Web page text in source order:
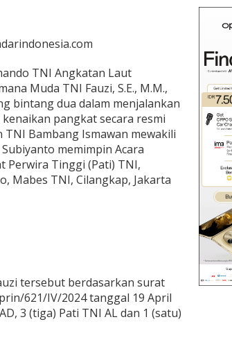
TNI Angkatan Laut
Muda TNI Fauzi, S.E., M.M.,
bintang dua dalam menjalankan
pangkat secara resmi
Bambang Ismawan mewakili
memimpin Acara
Perwira Tinggi (Pati) TNI,
Mabes TNI, Cilangkap, Jakarta
tersebut berdasarkan surat
621/IV/2024 tanggal 19 April
3 (tiga) Pati TNI AL dan 1 (satu)